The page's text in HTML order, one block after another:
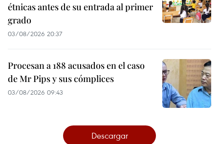
étnicas antes de su entrada al primer
grado
03/08/2026 20:37
Procesan a 188 acusados en el caso
de Mr Pips y sus cómplices
03/08/2026 09:43
Descargar